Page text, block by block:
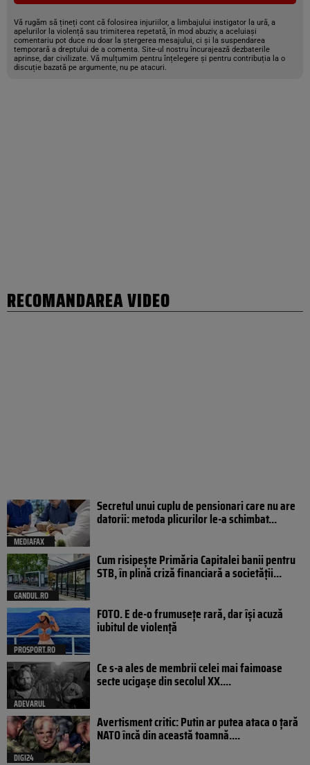
Vă rugăm să țineți cont că folosirea injuriilor, a limbajului instigator la ură, a
apelurilor la violență sau trimiterea repetată, în mod abuziv, a aceluiași
comentariu pot duce nu doar la ștergerea mesajului, ci și la suspendarea
temporară a dreptului de a comenta. Site-ul nostru încurajează dezbaterile
aprinse, dar civilizate. Vă mulțumim pentru înțelegere și pentru contribuția la o
discuție bazată pe argumente, nu pe atacuri.
RECOMANDAREA VIDEO
MEDIAFAX
Secretul unui cuplu de pensionari care nu are
datorii: metoda plicurilor le-a schimbat...
GANDUL.RO
Cum risipește Primăria Capitalei banii pentru
STB, în plină criză financiară a societății...
PROSPORT.RO
FOTO. E de-o frumusețe rară, dar își acuză
iubitul de violență
ADEVARUL
Ce s-a ales de membrii celei mai faimoase
secte ucigașe din secolul XX....
DIGI24
Avertisment critic: Putin ar putea ataca o țară
NATO încă din această toamnă....